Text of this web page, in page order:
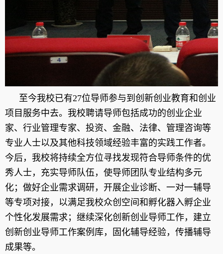
至今我校已有27位导师参与到创新创业教育和创业
项目服务中去。我校聘请导师包括成功的创业企业
家、行业管理专家、投资、金融、法律、管理咨询等
专业人士以及其他科技领域经验丰富的实践工作者。
今后，我校将持续全方位寻找发现符合导师条件的优
秀人士，充实导师队伍，使导师团队专业结构多元
化；做好企业需求调研，开展企业诊断、一对一辅导
等专项对接，以满足我校众创空间和孵化器入孵企业
个性化发展需求；继续深化创新创业导师工作，建立
创新创业导师工作案例库，固化辅导经验，传播辅导
成果等。